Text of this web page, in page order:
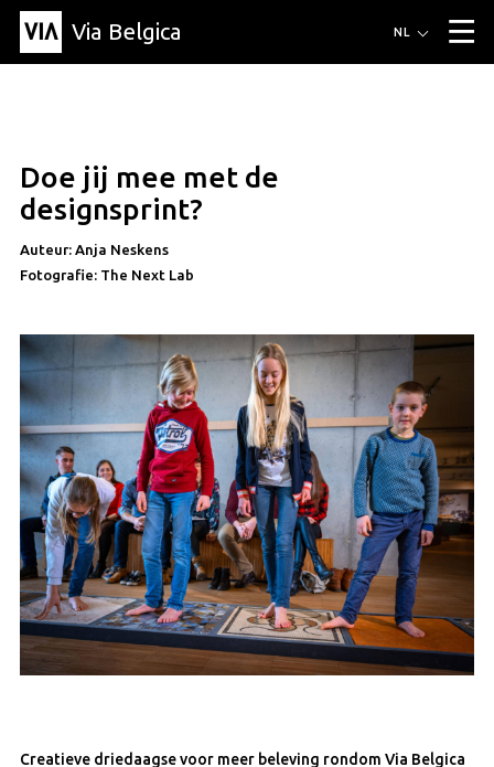
Via Belgica ▼
Artikel
Educatie
Recept
Vrienden
Over Via Belgica
NL
educatie
Doe jij mee met de
designsprint?
Auteur: Anja Neskens
Fotografie: The Next Lab
Creatieve driedaagse voor meer beleving rondom Via Belgica